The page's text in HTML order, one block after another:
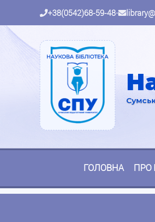
+38(0542)68-59-48•
ГОЛОВНА ПРО